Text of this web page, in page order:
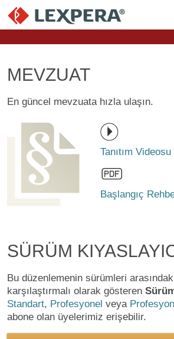
MEVZUAT
En güncel mevzuata hızla ulaşın.
Tanıtım Videosu
Başlangıç
SÜRÜM
Bu düzenlemenin sürümleri
karşılaştırmalı olarak gösteren
Standart, Profesyonel veya
abone olan üyelerimiz erişebilir.